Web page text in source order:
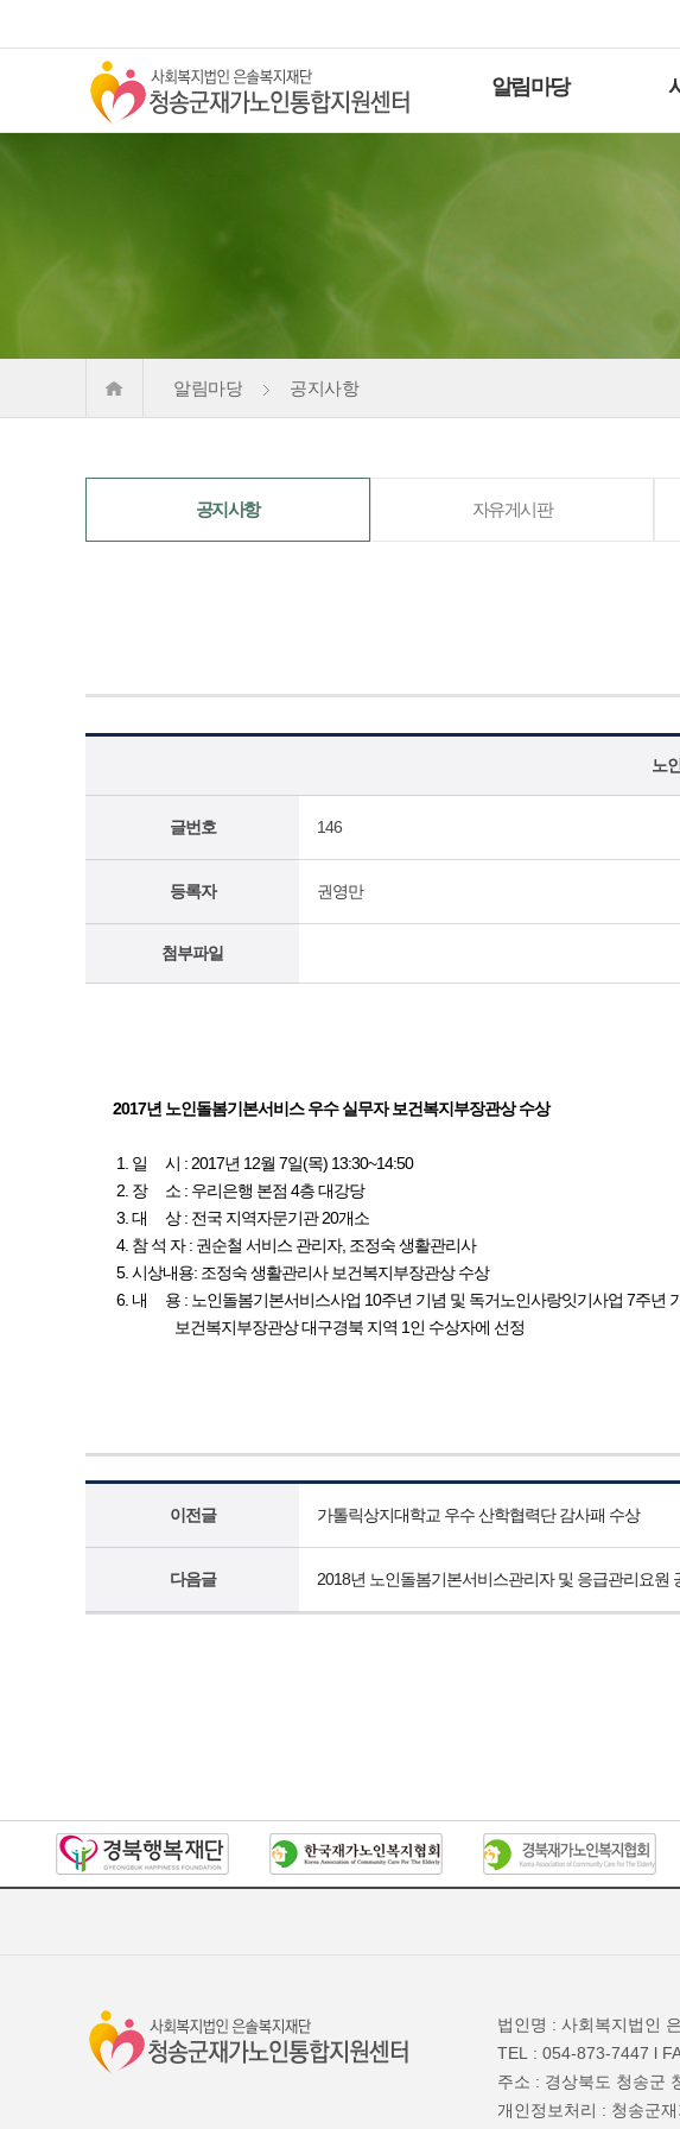
알림마당
알림마당 공지사항
공지사항 자유게시판
노
글번호 146
등록자 권영만
첨부파일
2017년 노인돌봄기본서비스 우수 실무자 보건복지부장관상 수상
1. 일 시 : 2017년 12월 7일(목) 13:30~14:50
2. 장 소 : 우리은행 본점 4층 대강당
3. 대 상 : 전국 지역자문기관 20개소
4. 참 석 자 : 권순철 서비스 관리자, 조정숙 생활관리사
5. 시상내용: 조정숙 생활관리사 보건복지부장관상 수상
6. 내 용 : 노인돌봄기본서비스사업 10주년 기념 및 독거노인사랑잇기사업 7주년
보건복지부장관상 대구경북 지역 1인 수상자에 선정
이전글 가톨릭상지대학교 우수 산학협력단 감사패 수상
다음글 2018년 노인돌봄기본서비스관리자 및 응급관리요원
법인명 : 사회복지법인
TEL : 054-873-7447 l
주소 : 경상북도 청송군
개인정보처리 : 청송군